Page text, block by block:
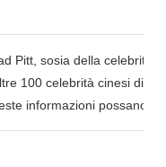
100 celebrità cinesi di
informazioni possano